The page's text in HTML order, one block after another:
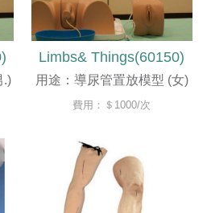
.)
Limbs& Things(60150)
用途：導尿管置放模型 (女)
費用：＄1000/次